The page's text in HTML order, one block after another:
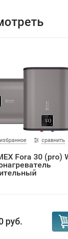
избранное сравнить
Fora 30 (pro)
руб.